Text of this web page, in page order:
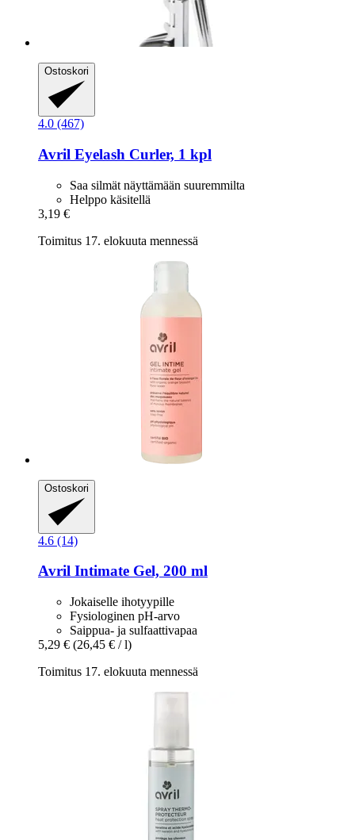
Ostoskori
4.0 (467)
Avril Eyelash Curler, 1 kpl
Saa silmät näyttämään suuremmilta
Helppo käsitellä
3,19 €
Toimitus 17. elokuuta mennessä
Ostoskori
4.6 (14)
Avril Intimate Gel, 200 ml
Jokaiselle ihotyypille
Fysiologinen pH-arvo
Saippua- ja sulfaattivapaa
5,29 € (26,45 € / l)
Toimitus 17. elokuuta mennessä